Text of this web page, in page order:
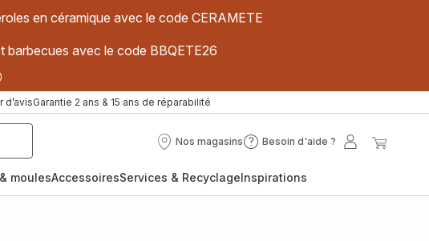
en céramique avec le code CERAMETE
barbecues avec le code BBQETE26
d’avisGarantie 2 ans & 15 ans de réparabilité
Nos magasins
Nos
Besoin d'aide ?
Besoin
?
Mon
moulesAccessoiresServices & RecyclageInspirations